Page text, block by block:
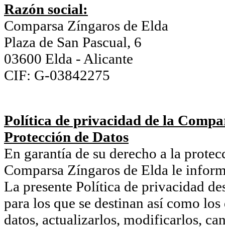
Razón social:
Comparsa Zíngaros de Elda
Plaza de San Pascual, 6
03600 Elda - Alicante
CIF: G-03842275
Política de privacidad de la
Protección de Datos
En garantía de su derecho a la
Comparsa Zíngaros de Elda le
La presente Política de privacidad
para los que se destinan así como
datos, actualizarlos, modificarlos,